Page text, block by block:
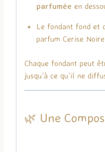
parfumée en
Le fondant fond et
parfum Cerise Noire
Chaque fondant peut
jusqu’à ce qu’il ne
🌿 Une